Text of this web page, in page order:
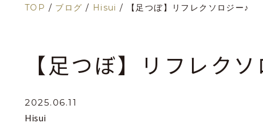
TOP / ブログ / Hisui / 【足つぼ】リフレクソロジー♪
【足つぼ】リフレク
2025.06.11
Hisui